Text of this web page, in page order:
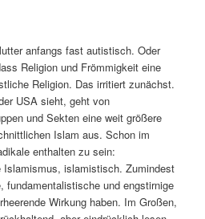
anfangs fast autistisch. Oder
Religion und Frömmigkeit eine
Religion. Das irritiert zunächst.
USA sieht, geht von
und Sekten eine weit größere
Islam aus. Schon im
enthalten zu sein:
islamistisch. Zumindest
fundamentalistische und engstirnige
Wirkung haben. Im Großen,